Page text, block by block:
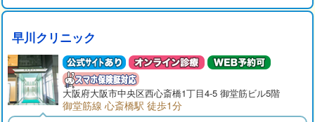
早川クリニック
大阪府大阪市中央区西心斎橋1丁目4-5 御堂筋ビル5階
御堂筋線 心斎橋駅 徒歩1分